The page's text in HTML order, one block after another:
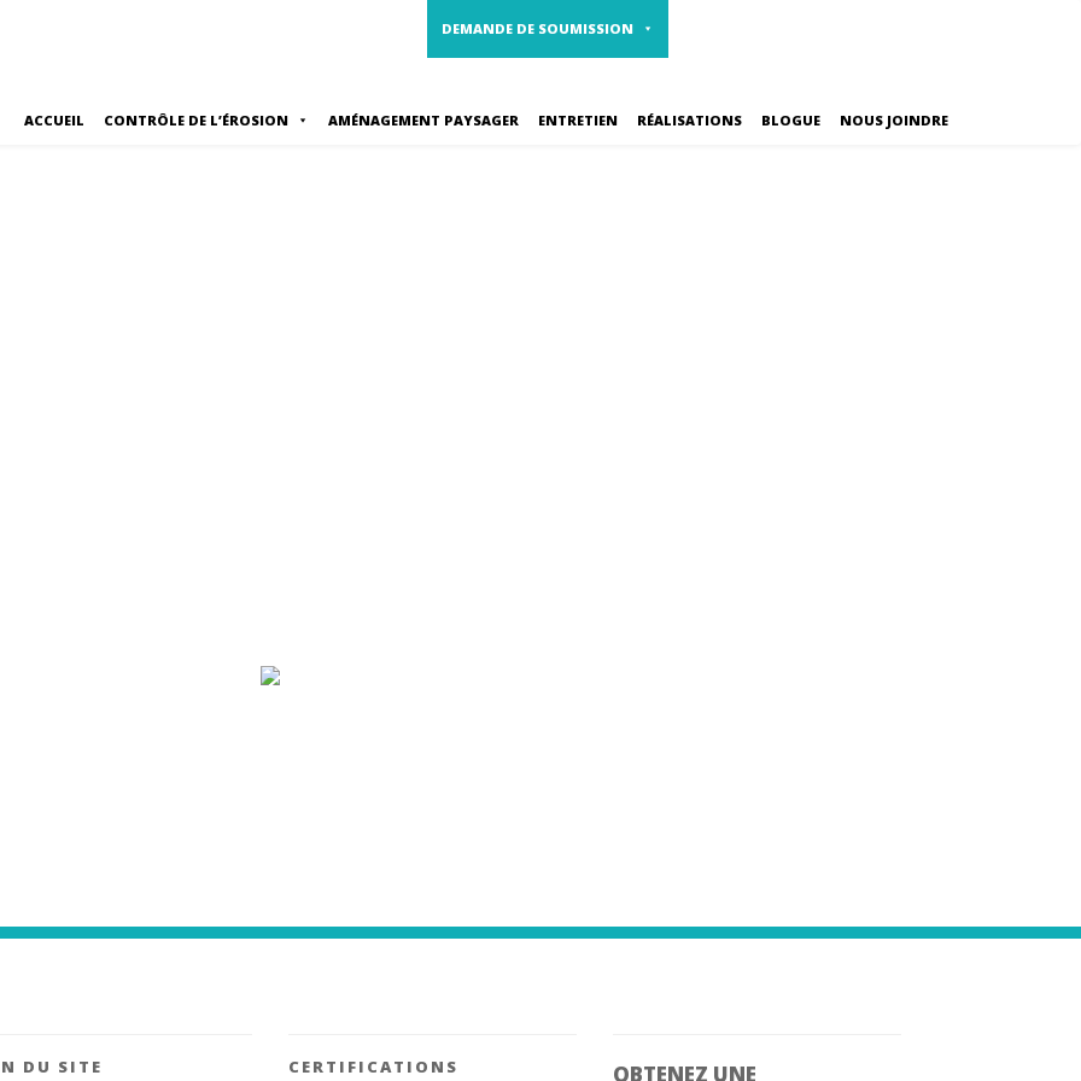
DEMANDE DE SOUMISSION
ACCUEIL CONTRÔLE DE L’ÉROSION AMÉNAGEMENT PAYSAGER ENTRETIEN RÉALISATIONS BLOGUE NOUS JOINDRE
DU SITE CERTIFICATIONS OBTENEZ UNE